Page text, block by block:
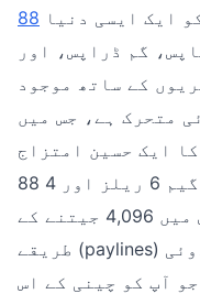
ایک ایسی دنیا
گم ڈراپس، اور
کے ساتھ موجود
متحرک ہے، جس میں
ایک حسین امتزاج
دیکھنے کو ملتا ہے۔ یہ گیم 6 ریلز اور 4 88fd
قطاروں پر مشتمل ہے، جس میں 4,096 جیتنے کے
طریقے (paylines) شامل ہیں۔ اس کا تھیم ایک جادوئی
آپ کو چینی کے اس